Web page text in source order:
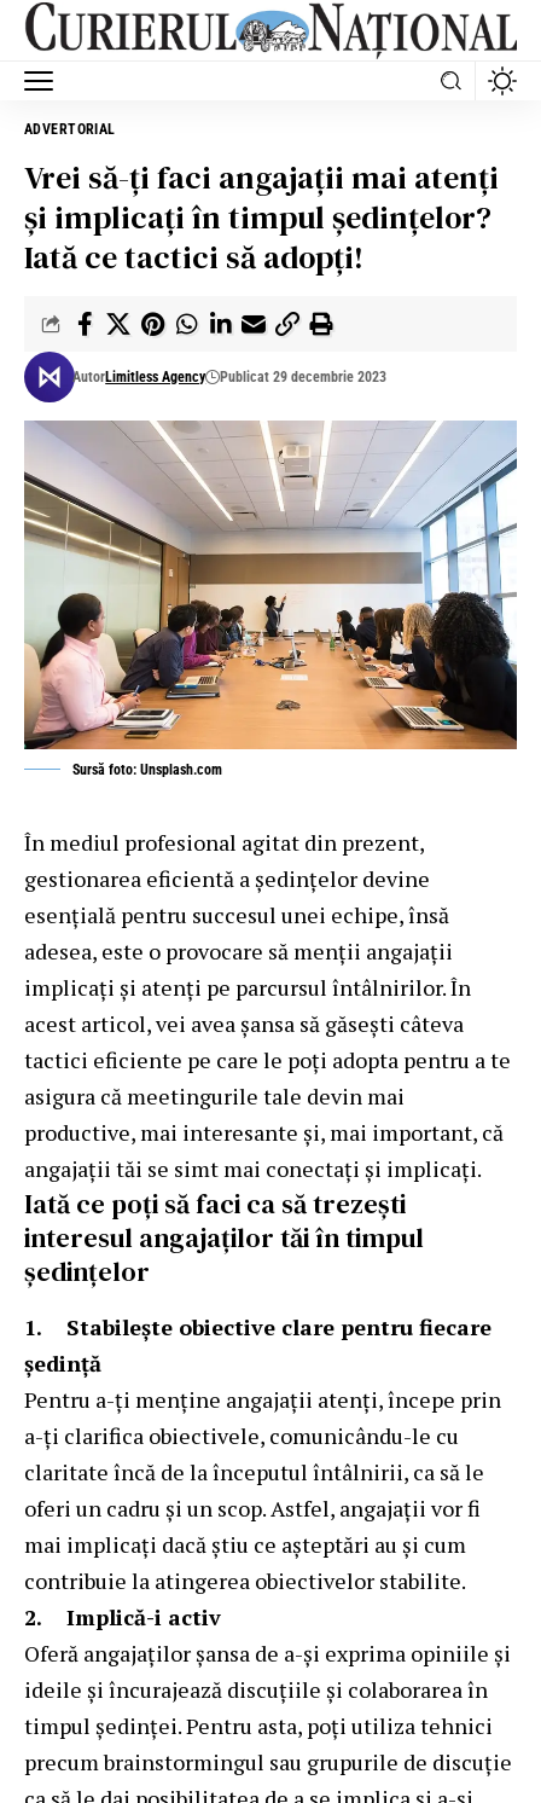
ADVERTORIAL
Vrei să-ți faci angajații mai atenți
și implicați în timpul ședințelor?
Iată ce tactici să adopți!
AutorLimitless Agency Publicat 29 decembrie 2023
Sursă foto: Unsplash.com
În mediul profesional agitat din prezent,
gestionarea eficientă a ședințelor devine
esențială pentru succesul unei echipe, însă
adesea, este o provocare să menții angajații
implicați și atenți pe parcursul întâlnirilor. În
acest articol, vei avea șansa să găsești câteva
tactici eficiente pe care le poți adopta pentru a te
asigura că meetingurile tale devin mai
productive, mai interesante și, mai important, că
angajații tăi se simt mai conectați și implicați.
Iată ce poți să faci ca să trezești
interesul angajaților tăi în timpul
ședințelor
1.
Stabilește obiective clare pentru fiecare
ședință
Pentru a-ți menține angajații atenți, începe prin
a-ți clarifica obiectivele, comunicându-le cu
claritate încă de la începutul întâlnirii, ca să le
oferi un cadru și un scop. Astfel, angajații vor fi
mai implicați dacă știu ce așteptări au și cum
contribuie la atingerea obiectivelor stabilite.
2.
Implică-i activ
Oferă angajaților șansa de a-și exprima opiniile și
ideile și încurajează discuțiile și colaborarea în
timpul ședinței. Pentru asta, poți utiliza tehnici
precum brainstormingul sau grupurile de discuție